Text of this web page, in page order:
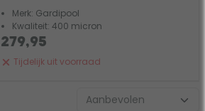
Merk: Gardipool
Kwaliteit: 400 micron
Tijdelijk uit voorraad
279,95